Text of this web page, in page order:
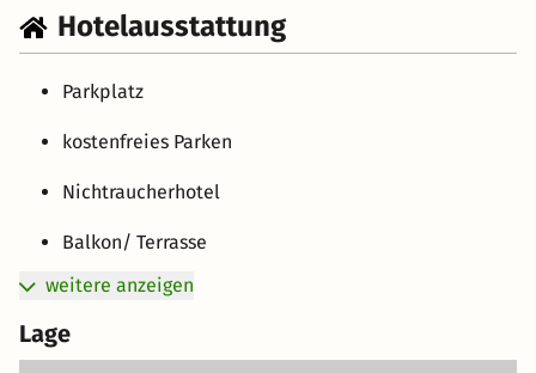
auch von seiner sanften Seite! Der Skibus hält direkt vor
dem Haus und bringt Sie kostenlos direkt an die Piste.
Hotelausstattung
Parkplatz
kostenfreies Parken
Nichtraucherhotel
Balkon/ Terrasse
weitere anzeigen
Lage